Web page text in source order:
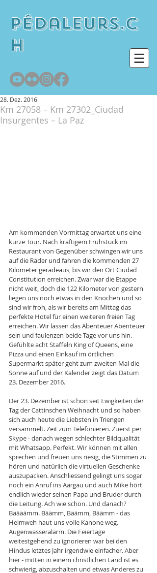
pédaleurs.c
h
Km 27058 – Km 27302_Ciudad
Insurgentes – La Paz
28. Dez. 2016
Am kommenden Vormittag erwartet uns eine
kurze Tour. Nach kräftigem Frühstück im
Restaurant von Gegenüber schwingen wir uns
auf die Räder und fahren die kommenden 27
Kilometer geradeaus, bis wir den Ort Ciudad
Constitution erreichen. Zwar war die Etappe
nicht weit, doch die 122 Kilometer von gestern
liegen uns noch etwas in den Knochen und so
sind wir froh, als wir bereits am Mittag das
perfekte Hotel für einen weiteren freien Tag
erreichen. Wir lassen das Abenteuer Abenteuer
sein und faulenzen beide Tage vor uns hin.
Gefühlte acht Staffeln King of Queens, eine
Pizza und einen Einkauf im örtlichen
Supermarkt später geht zum zweiten Mal die
Sonne auf und der Kalender zeigt das Datum
23. Dezember 2016.
Der 23. Dezember ist schon seit Ewigkeiten der
Tag der Cattinschen Weihnacht und so haben
sich auch heute die Liebsten in Triengen
versammelt. Zeit zum Telefonieren. Zuerst per
Skype - danach wegen schlechter Bildqualität
mit Whatsapp. Perfekt. Wir können mit allen
sprechen und freuen uns riesig, die Stimmen zu
hören und natürlich die virtuellen Geschenke
auszupacken. Anschliessend gelingt uns sogar
noch ein Anruf ins Aargau und auch Mike hört
endlich wieder seinen Papa und Bruder durch
die Leitung. Ach wie schön. Und danach?
Bäääämm. Bäämm, Bäämm, Bäämm - das
Heimweh haut uns volle Kanone weg.
Augenwasseralarm. Die Feiertage
weitestgehend zu ignorieren war bei den
Hindus letztes Jahr irgendwie einfacher. Aber
hier - mitten in einem christlichen Land ist es
schwierig, abzuschalten und etwas Anderes zu